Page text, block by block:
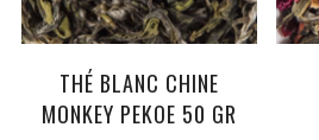
THÉ BLANC CHINE
MONKEY PEKOE 50 GR